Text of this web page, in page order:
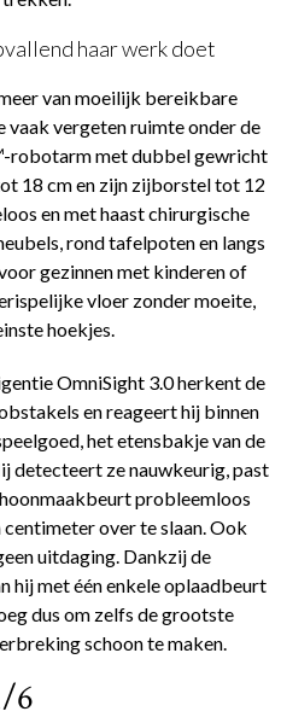
haar werk doet
van moeilijk bereikbare
vergeten ruimte onder de
robotarm met dubbel gewricht
18 cm en zijn zijborstel tot 12
en met haast chirurgische
rond tafelpoten en langs
gezinnen met kinderen of
vloer zonder moeite,
hoekjes.
OmniSight 3.0 herkent de
en reageert hij binnen
het etensbakje van de
detecteert ze nauwkeurig, past
probleemloos
over te slaan. Ook
uitdaging. Dankzij de
hij met één enkele oplaadbeurt
dus om zelfs de grootste
schoon te maken.
6